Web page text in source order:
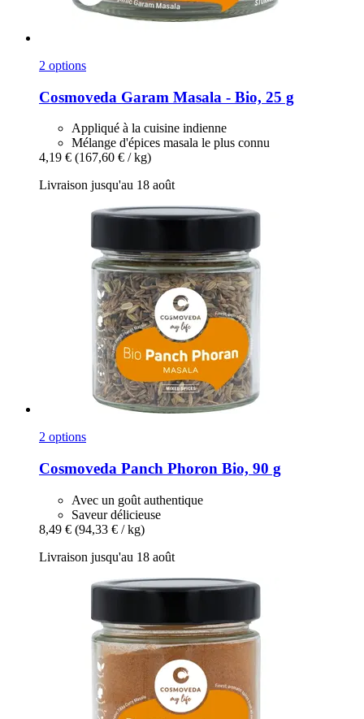
2 options
Cosmoveda Garam Masala -​ Bio, 25 g
Appliqué à la cuisine indienne
Mélange d'épices masala le plus connu
4,19 € (167,60 € / kg)
Livraison jusqu'au 18 août
2 options
Cosmoveda Panch Phoron Bio, 90 g
Avec un goût authentique
Saveur délicieuse
8,49 € (94,33 € / kg)
Livraison jusqu'au 18 août